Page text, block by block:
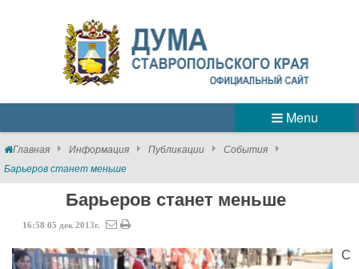
Menu
Главная Информация Публикации
События
Барьеров станет меньше
Барьеров станет меньше
16:58 05 дек 2013г.
С